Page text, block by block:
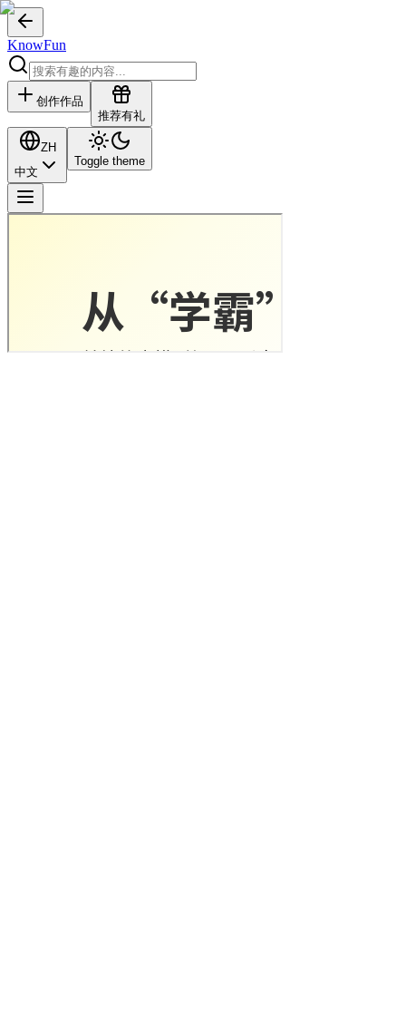
KnowFun
创作作品
推荐有礼
ZH
中文
Toggle theme